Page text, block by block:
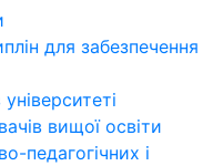
для забезпечення
вищої освіти
педагогічних і